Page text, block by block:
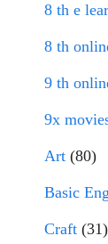
8 th e
8 th
9 th
9x
Art (80)
Basic
Craft (31)